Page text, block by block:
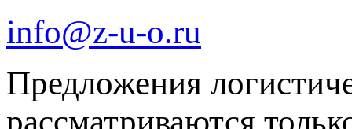
info@z-u-o.ru
Предложения
рассматриваются